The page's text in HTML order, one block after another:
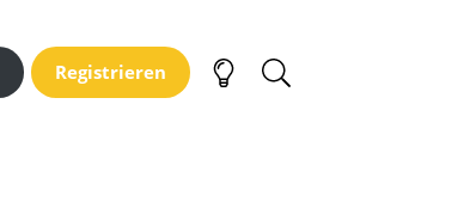
Registrieren